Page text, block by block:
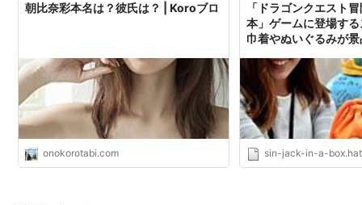
朝比奈彩本名は？彼氏は？ | Koroブロ
onokorotabi.com
「ドラゴンクエスト
本」ゲームに登場す
巾着やぬいぐるみが
sin-jack-in-a-box’s
sin-jack-in-a-